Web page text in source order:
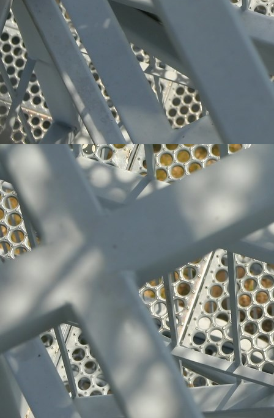
Edelstahl-Produkte 008
Edelstahl-Produkte 009